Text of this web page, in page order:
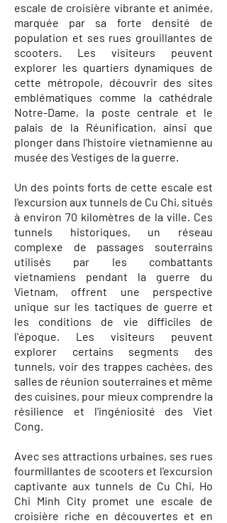
escale de croisière vibrante et animée,
marquée par sa forte densité de
population et ses rues grouillantes de
scooters. Les visiteurs peuvent
explorer les quartiers dynamiques de
cette métropole, découvrir des sites
emblématiques comme la cathédrale
Notre-Dame, la poste centrale et le
palais de la Réunification, ainsi que
plonger dans l'histoire vietnamienne au
musée des Vestiges de la guerre.
Un des points forts de cette escale est
l'excursion aux tunnels de Cu Chi, situés
à environ 70 kilomètres de la ville. Ces
tunnels historiques, un réseau
complexe de passages souterrains
utilisés par les combattants
vietnamiens pendant la guerre du
Vietnam, offrent une perspective
unique sur les tactiques de guerre et
les conditions de vie difficiles de
l'époque. Les visiteurs peuvent
explorer certains segments des
tunnels, voir des trappes cachées, des
salles de réunion souterraines et même
des cuisines, pour mieux comprendre la
résilience et l'ingéniosité des Viet
Cong.
Avec ses attractions urbaines, ses rues
fourmillantes de scooters et l'excursion
captivante aux tunnels de Cu Chi, Ho
Chi Minh City promet une escale de
croisière riche en découvertes et en